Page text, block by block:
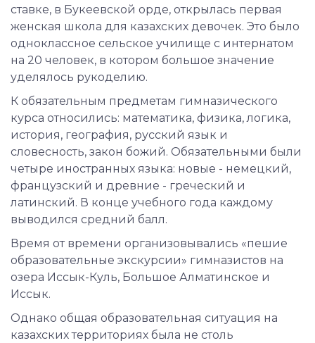
ставке, в Букеевской орде, открылась первая
женская школа для казахских девочек. Это было
одноклассное сельское училище с интернатом
на 20 человек, в котором большое значение
уделялось рукоделию.
К обязательным предметам гимназического
курса относились: математика, физика, логика,
история, география, русский язык и
словесность, закон божий. Обязательными были
четыре иностранных языка: новые - немецкий,
французский и древние - греческий и
латинский. В конце учебного года каждому
выводился средний балл.
Время от времени организовывались «пешие
образовательные экскурсии» гимназистов на
озера Иссык-Куль, Большое Алматинское и
Иссык.
Однако общая образовательная ситуация на
казахских территориях была не столь